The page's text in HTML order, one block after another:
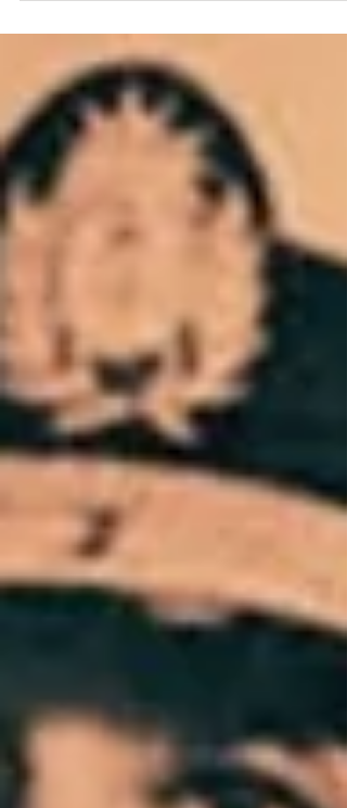
claridad y sentido crítico las transformaciones
1890 y 1916. ¡Listo para usar en el aula!